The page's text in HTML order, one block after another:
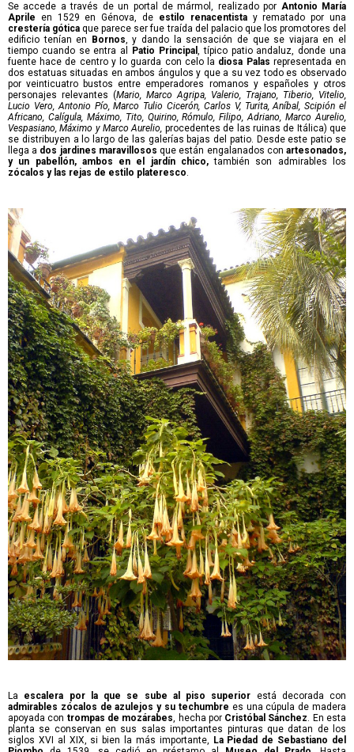
Se accede a través de un portal de mármol, realizado por Antonio María
Aprile en 1529 en Génova, de estilo renacentistay rematado por una
crestería gótica que parece ser fue traída del palacio que los promotores del
edificio tenían en
Bornos, y dando la sensación de que se viajara en el
tiempo cuando se entra al
Patio Principal , típico patio andaluz, donde una
fuente hace de centro y lo guarda con celo la diosa Palas representada en
dos estatuas situadas en ambos ángulos y que a su vez todo es observado
por veinticuatro bustos entre emperadores romanos y españoles y otros
personajes relevantes (Mario, Marco Agripa, Valerio, Trajano, Tiberio, Vitelio,
Lucio Vero, Antonio Pío, Marco Tulio Cicerón, Carlos V, Turita, Aníbal, Scipión el
Africano, Calígula, Máximo, Tito, Quirino, Rómulo, Filipo, Adriano, Marco Aurelio,
Vespasiano, Máximo y Marco Aurelio, procedentes de las ruinas de Itálica) que
se distribuyen a lo largo de las galerías bajas del patio. Desde este patio se
llega a dos jardines maravillosos que están engalanados conartesonados,
y un pabellón, ambos en el jardín chico,también son admirables los
zócalos y las rejas de estilo plateresco.
La escalera por la que se sube al piso superior está decorada con
admirables zócalos de azulejos y su techumbre es una cúpula de madera
apoyada con trompas de mozárabes, hecha por Cristóbal Sánchez. En esta
planta se conservan en sus salas importantes pinturas que datan de los
siglos XVI al XIX, si bien la más importante, La Piedad de Sebastiano del